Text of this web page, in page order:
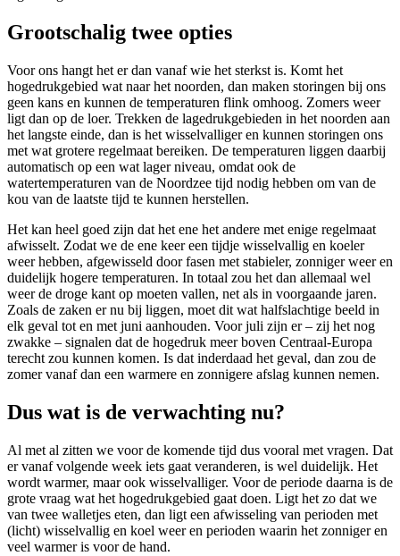
Grootschalig twee opties
Voor ons hangt het er dan vanaf wie het sterkst is. Komt het
hogedrukgebied wat naar het noorden, dan maken storingen bij ons
geen kans en kunnen de temperaturen flink omhoog. Zomers weer
ligt dan op de loer. Trekken de lagedrukgebieden in het noorden aan
het langste einde, dan is het wisselvalliger en kunnen storingen ons
met wat grotere regelmaat bereiken. De temperaturen liggen daarbij
automatisch op een wat lager niveau, omdat ook de
watertemperaturen van de Noordzee tijd nodig hebben om van de
kou van de laatste tijd te kunnen herstellen.
Het kan heel goed zijn dat het ene het andere met enige regelmaat
afwisselt. Zodat we de ene keer een tijdje wisselvallig en koeler
weer hebben, afgewisseld door fasen met stabieler, zonniger weer en
duidelijk hogere temperaturen. In totaal zou het dan allemaal wel
weer de droge kant op moeten vallen, net als in voorgaande jaren.
Zoals de zaken er nu bij liggen, moet dit wat halfslachtige beeld in
elk geval tot en met juni aanhouden. Voor juli zijn er – zij het nog
zwakke – signalen dat de hogedruk meer boven Centraal-Europa
terecht zou kunnen komen. Is dat inderdaad het geval, dan zou de
zomer vanaf dan een warmere en zonnigere afslag kunnen nemen.
Dus wat is de verwachting nu?
Al met al zitten we voor de komende tijd dus vooral met vragen. Dat
er vanaf volgende week iets gaat veranderen, is wel duidelijk. Het
wordt warmer, maar ook wisselvalliger. Voor de periode daarna is de
grote vraag wat het hogedrukgebied gaat doen. Ligt het zo dat we
van twee walletjes eten, dan ligt een afwisseling van perioden met
(licht) wisselvallig en koel weer en perioden waarin het zonniger en
veel warmer is voor de hand.